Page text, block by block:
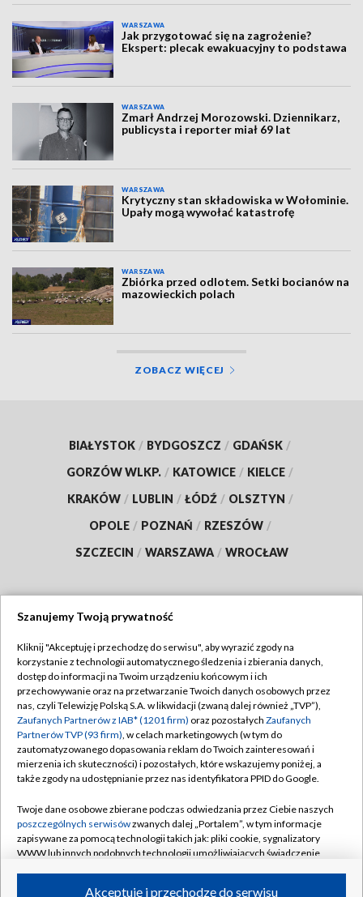
WARSZAWA
Jak przygotować się na zagrożenie?
Ekspert: plecak ewakuacyjny to podstawa
WARSZAWA
Zmarł Andrzej Morozowski. Dziennikarz,
publicysta i reporter miał 69 lat
WARSZAWA
Krytyczny stan składowiska w Wołominie.
Upały mogą wywołać katastrofę
WARSZAWA
Zbiórka przed odlotem. Setki bocianów na
mazowieckich polach
ZOBACZ WIĘCEJ
BIAŁYSTOK / BYDGOSZCZ / GDAŃSK /
GORZÓW WLKP. / KATOWICE / KIELCE /
KRAKÓW / LUBLIN / ŁÓDŹ / OLSZTYN /
OPOLE / POZNAŃ / RZESZÓW /
SZCZECIN / WARSZAWA / WROCŁAW
TVP
Abonament TVP
Emisja w TVP
Centrum informacji TVP
Naziemna Telewizja Cyfrowa
Rada Programowa
System NOS
Informacje o nadawcy
Regulamin TVP
Polityka prywatności
Moje zgody
Pomoc
Kontakt
Kanały
Szanujemy Twoją prywatność
Kliknij "Akceptuję i przechodzę do serwisu", aby wyrazić zgody na
korzystanie z technologii automatycznego śledzenia i zbierania danych,
dostęp do informacji na Twoim urządzeniu końcowym i ich
przechowywanie oraz na przetwarzanie Twoich danych osobowych przez
nas, czyli Telewizję Polską S.A. w likwidacji (zwaną dalej również „TVP”),
Zaufanych Partnerów z IAB* (1201 firm) oraz pozostałych Zaufanych
Partnerów TVP (93 firm), w celach marketingowych (w tym do
zautomatyzowanego dopasowania reklam do Twoich zainteresowań i
mierzenia ich skuteczności) i pozostałych, które wskazujemy poniżej, a
także zgody na udostępnianie przez nas identyfikatora PPID do Google.
Twoje dane osobowe zbierane podczas odwiedzania przez Ciebie naszych
poszczególnych serwisówzwanych dalej „Portalem”, w tym informacje
zapisywane za pomocą technologii takich jak: pliki cookie, sygnalizatory
WWW lub innych podobnych technologii umożliwiających świadczenie
Akceptuję i przechodzę do serwisu